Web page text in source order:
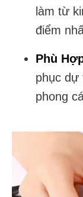
làm từ
điểm
Phù
phục dự
phong